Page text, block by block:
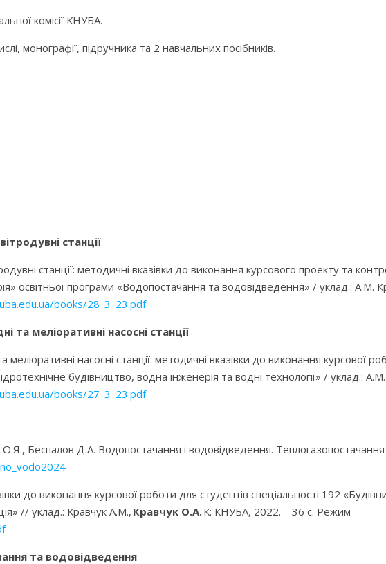
комісії КНУБА.
монографії, підручника та 2 навчальних посібників.
станції
станції: методичні вказівки до виконання курсового проекту та
освітньої програми «Водопостачання та водовідведення» / уклад.: А.М.
books/28_3_23.pdf
та меліоративні насосні станції
меліоративні насосні станції: методичні вказівки до виконання курсової
будівництво, водна інженерія та водні технології» / уклад.:
books/27_3_23.pdf
О.Я., Беспалов Д.А. Водопостачання і водовідведення. Теплогазопостачання
до виконання курсової роботи для студентів спеціальності 192
// уклад.: Кравчук А.М., Кравчук О.А.К: КНУБА, 2022. – 36 с. Режим
та водовідведення